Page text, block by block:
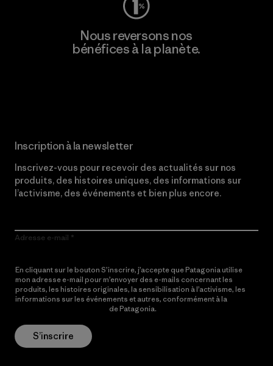
Nous reversons nos
bénéfices à la planète.
Inscription à la newsletter
Inscrivez-vous pour recevoir des actualités sur nos
produits, des histoires uniques, des informations sur
l’activisme, des événements et bien plus encore.
Adresse e-mail
En cliquant sur le bouton S’inscrire, j’accepte que Patagonia utilise
mon adresse e-mail pour m’envoyer des e-mails concernant les
produits, les histoires originales, la sensibilisation à l’activisme, les
informations sur les événements et autres, conformément à la
de Patagonia.
S’inscrire